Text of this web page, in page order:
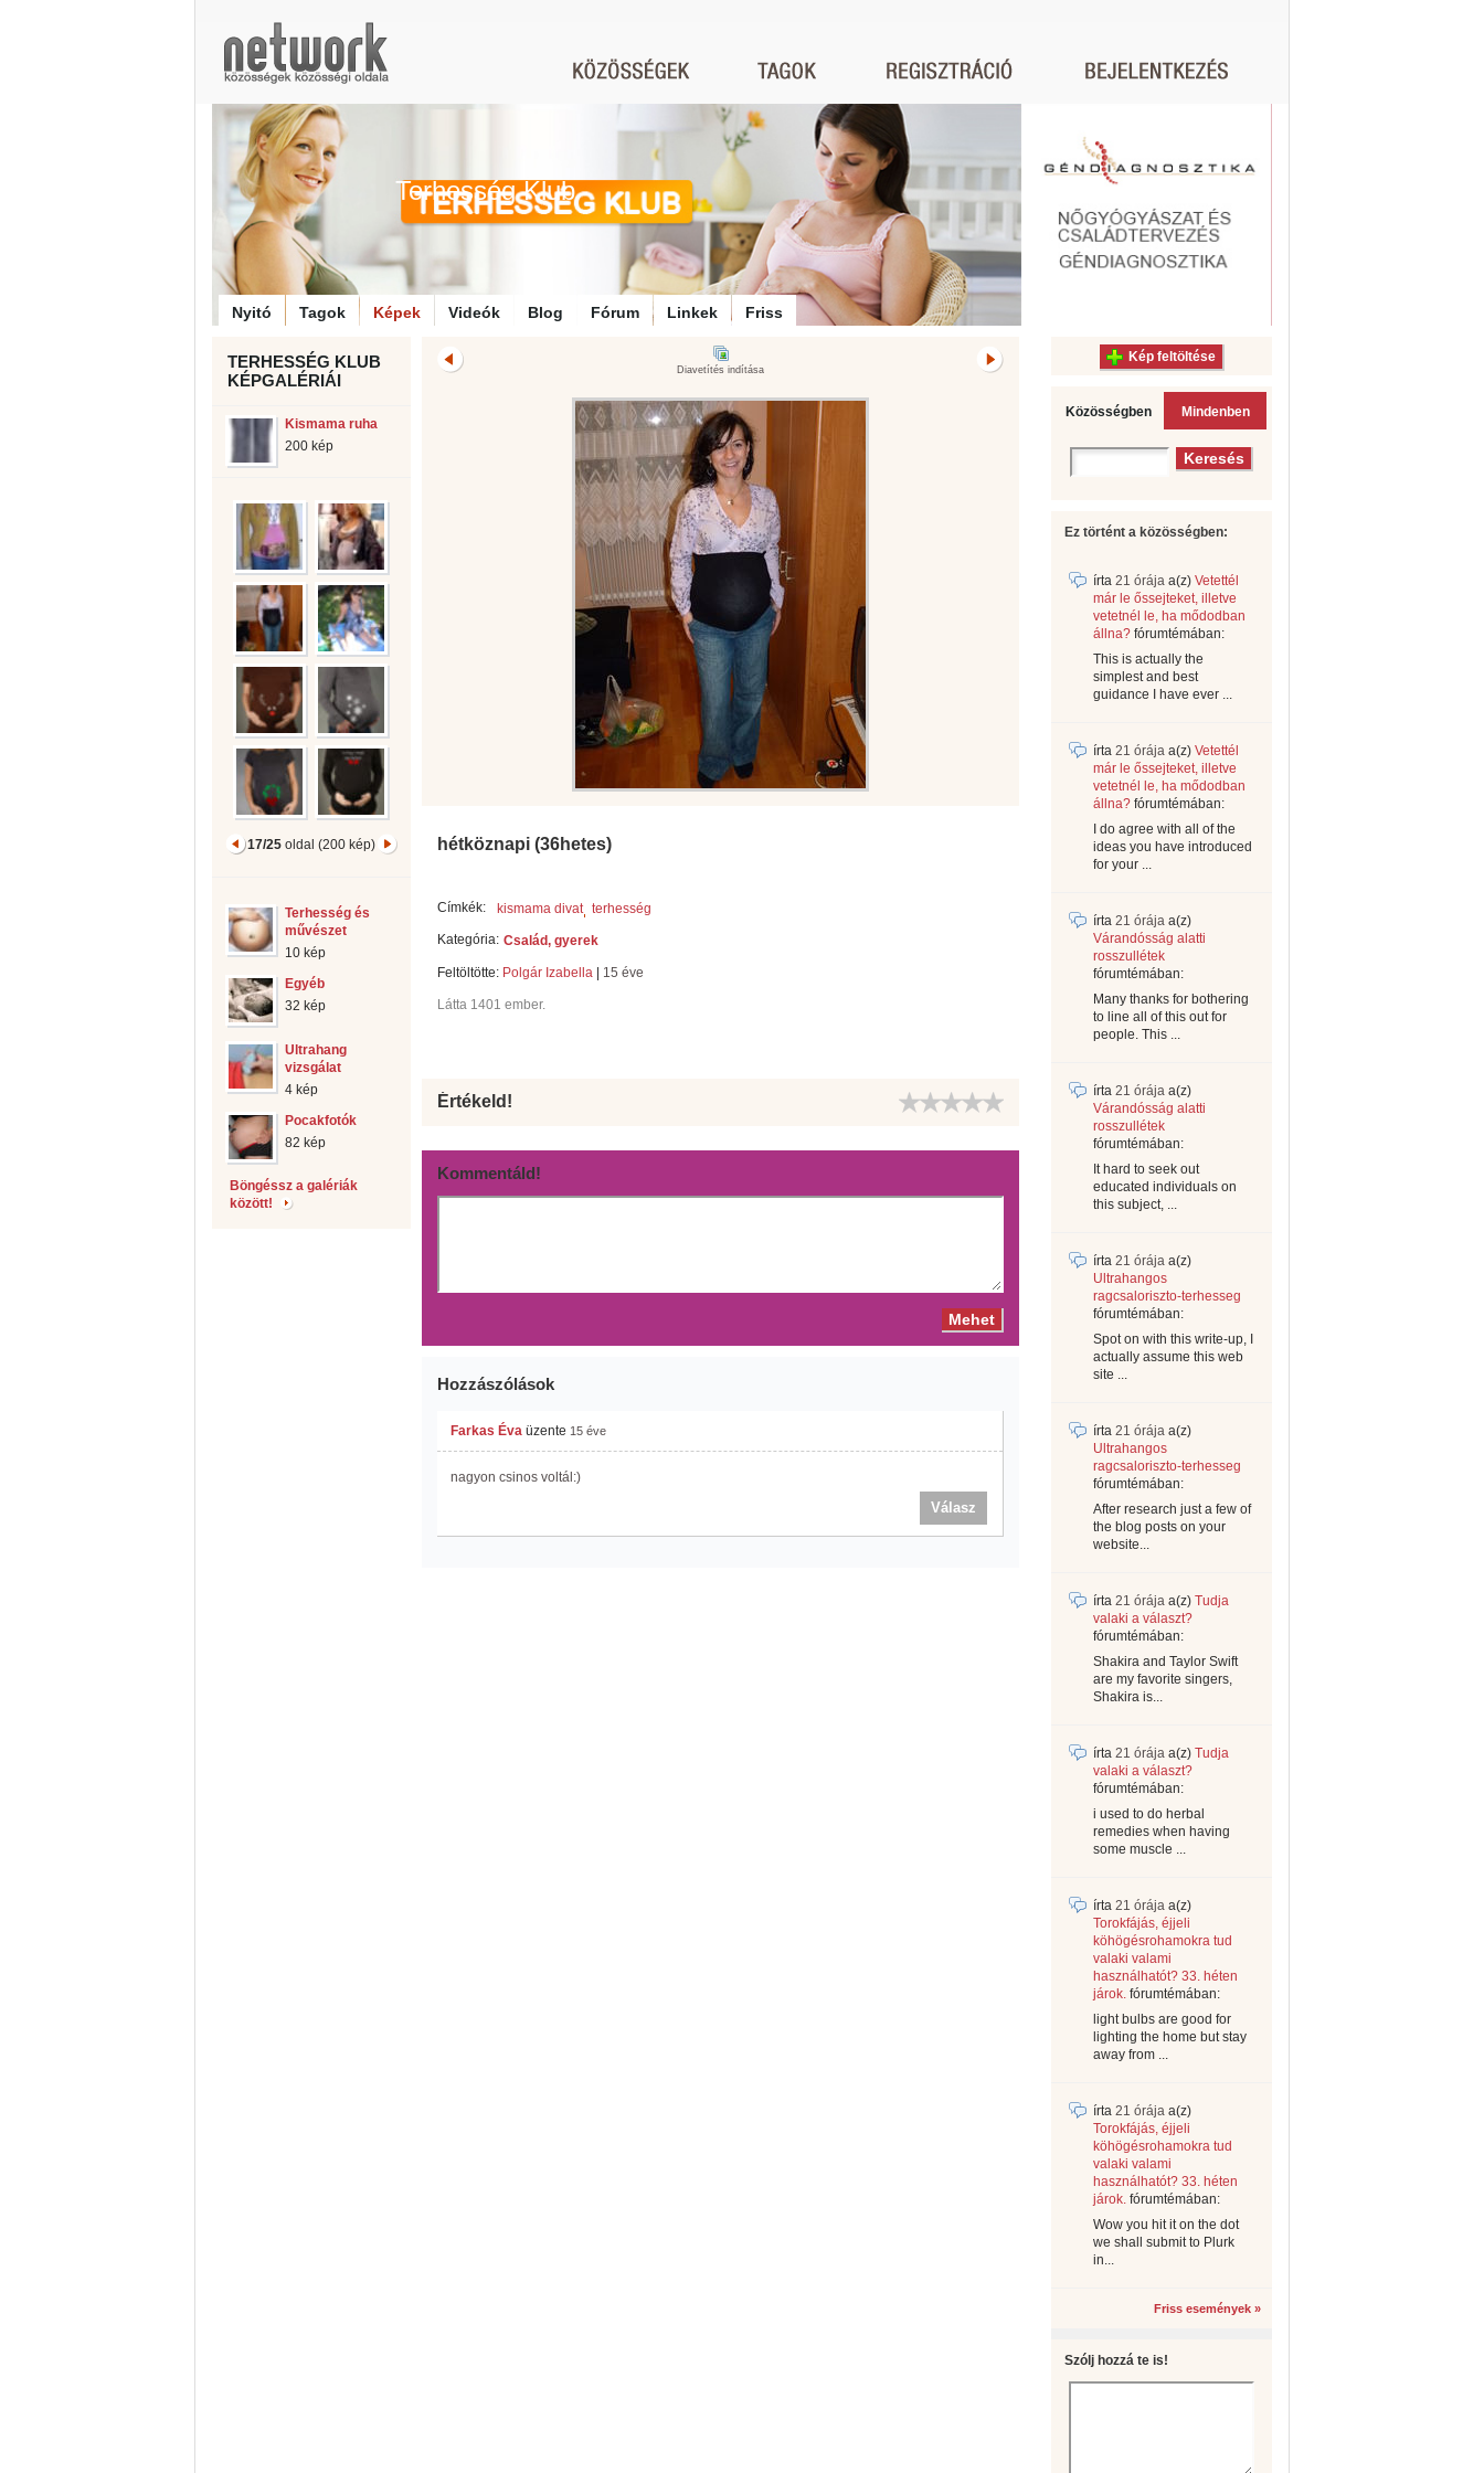
Terhesség Klub
Nyitó Tagok Képek Videók Blog Fórum Linkek Friss
TERHESSÉG KLUB
KÉPGALÉRIÁI
Kismama ruha
200 kép
17/25 oldal (200 kép)
Terhesség és
művészet
10 kép
Egyéb
32 kép
Ultrahang
vizsgálat
4 kép
Pocakfotók
82 kép
Böngéssz a galériák
között!
Diavetítés indítása
hétköznapi (36hetes)
Címkék: kismama divat terhesség
Kategória: Család, gyerek
Feltöltötte: Polgár Izabella 15 éve
Látta 1401 ember.
Értékeld!
Kommentáld!
Hozzászólások
Farkas Éva üzente 15 éve
nagyon csinos voltál:)
Válasz
Kép feltöltése
Közösségben Mindenben
Ez történt a közösségben:
írta 21 órája a(z) Vetettél
már le őssejteket, illetve
vetetnél le, ha mődodban
állna? fórumtémában:
This is actually the
simplest and best
guidance I have ever ...
írta 21 órája a(z) Vetettél
már le őssejteket, illetve
vetetnél le, ha mődodban
állna? fórumtémában:
I do agree with all of the
ideas you have introduced
for your ...
írta 21 órája a(z)
Várandósság alatti
rosszullétek
fórumtémában:
Many thanks for bothering
to line all of this out for
people. This ...
írta 21 órája a(z)
Várandósság alatti
rosszullétek
fórumtémában:
It hard to seek out
educated individuals on
this subject, ...
írta 21 órája a(z)
Ultrahangos
ragcsaloriszto-terhesseg
fórumtémában:
Spot on with this write-up, I
actually assume this web
site ...
írta 21 órája a(z)
Ultrahangos
ragcsaloriszto-terhesseg
fórumtémában:
After research just a few of
the blog posts on your
website...
írta 21 órája a(z) Tudja
valaki a választ?
fórumtémában:
Shakira and Taylor Swift
are my favorite singers,
Shakira is...
írta 21 órája a(z) Tudja
valaki a választ?
fórumtémában:
i used to do herbal
remedies when having
some muscle ...
írta 21 órája a(z)
Torokfájás, éjjeli
köhögésrohamokra tud
valaki valami
használhatót? 33. héten
járok. fórumtémában:
light bulbs are good for
lighting the home but stay
away from ...
írta 21 órája a(z)
Torokfájás, éjjeli
köhögésrohamokra tud
valaki valami
használhatót? 33. héten
járok. fórumtémában:
Wow you hit it on the dot
we shall submit to Plurk
in...
Friss események »
Szólj hozzá te is!